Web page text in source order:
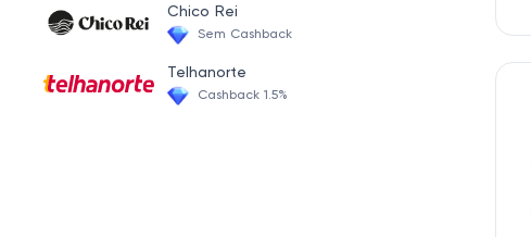
Chico Rei
Sem Cashback
Telhanorte
Cashback 1.5%